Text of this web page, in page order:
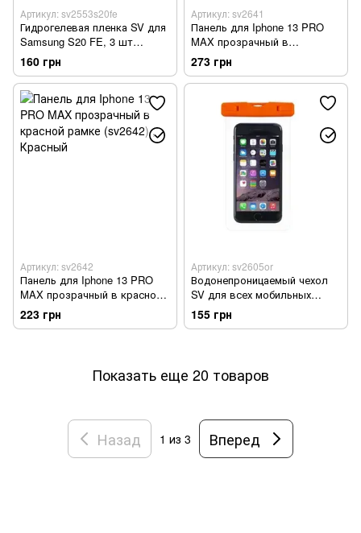
Артикул: sv2553s20fe
Гидрогелевая пленка SV для
Samsung S20 FE, 3 шт
(sv2553s20fe)
160 грн
Артикул: sv2641
Панель для Iphone 13 PRO
MAX прозрачный в
фиолетовой рамке (sv2641)
273 грн
Артикул: sv2642
Панель для Iphone 13 PRO
MAX прозрачный в красной
рамке (sv2642)
223 грн
Артикул: sv2605or
Водонепроницаемый чехол
SV для всех мобильных
телефонов, Оранжевый
(sv2605or)
155 грн
Показать еще 20 товаров
Назад 1 из 3 Вперед